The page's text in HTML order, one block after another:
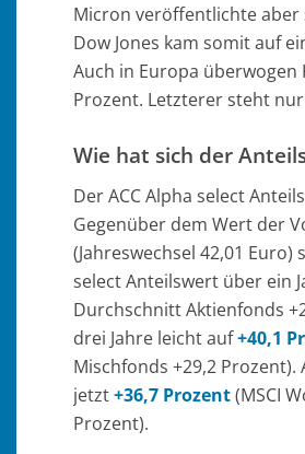
Micron veröffentlichte aber
Dow Jones kam somit auf
Auch in Europa überwogen
Prozent. Letzterer steht
Wie hat sich der
Der ACC Alpha select
Gegenüber dem Wert der
(Jahreswechsel 42,01
select Anteilswert über ein
Durchschnitt Aktienfonds
drei Jahre leicht auf+40,1
Mischfonds +29,2
jetzt+36,7 Prozent(MSCI
Prozent).